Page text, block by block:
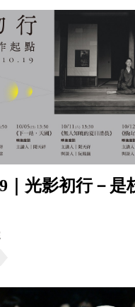
｜光影初行－是